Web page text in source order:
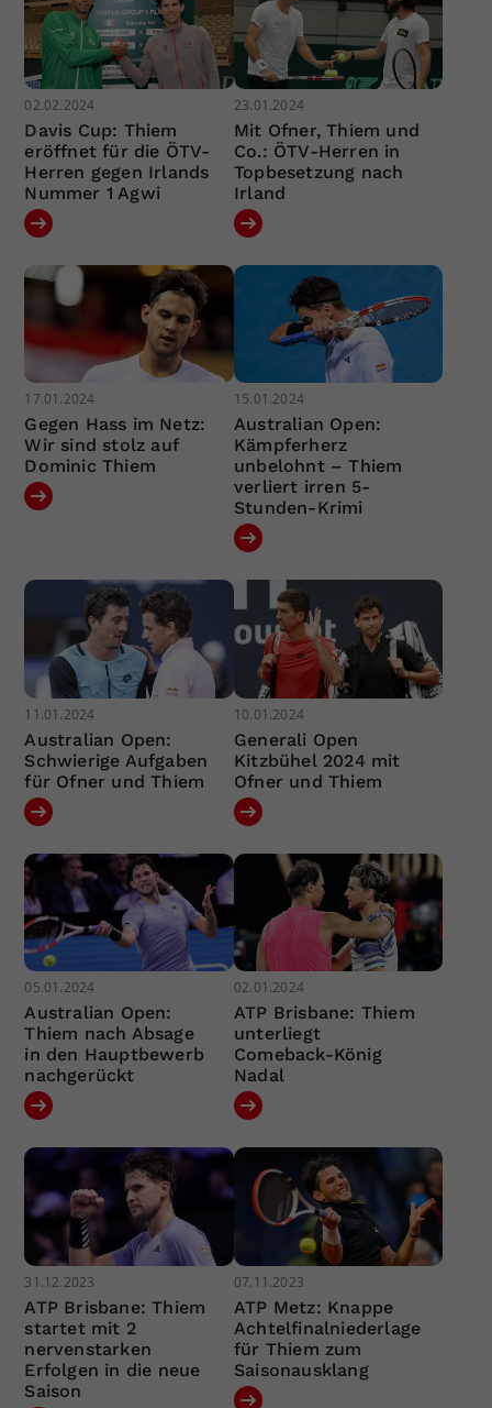
02.02.2024
Davis Cup: Thiem
eröffnet für die ÖTV-
Herren gegen Irlands
Nummer 1 Agwi
23.01.2024
Mit Ofner, Thiem und
Co.: ÖTV-Herren in
Topbesetzung nach
Irland
17.01.2024
Gegen Hass im Netz:
Wir sind stolz auf
Dominic Thiem
15.01.2024
Australian Open:
Kämpferherz
unbelohnt – Thiem
verliert irren 5-
Stunden-Krimi
11.01.2024
Australian Open:
Schwierige Aufgaben
für Ofner und Thiem
10.01.2024
Generali Open
Kitzbühel 2024 mit
Ofner und Thiem
05.01.2024
Australian Open:
Thiem nach Absage
in den Hauptbewerb
nachgerückt
02.01.2024
ATP Brisbane: Thiem
unterliegt
Comeback-König
Nadal
31.12.2023
ATP Brisbane: Thiem
startet mit 2
nervenstarken
Erfolgen in die neue
Saison
07.11.2023
ATP Metz: Knappe
Achtelfinalniederlage
für Thiem zum
Saisonausklang